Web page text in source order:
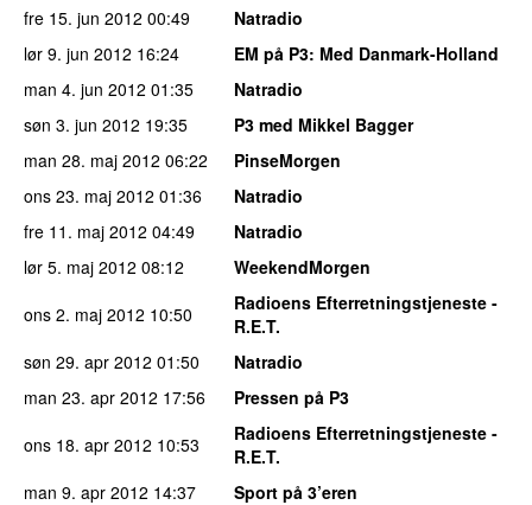
fre 15. jun 2012 00:49
Natradio
lør 9. jun 2012 16:24 EM på P3: Med Danmark-Holland
man 4. jun 2012 01:35
Natradio
søn 3. jun 2012 19:35
P3 med Mikkel Bagger
man 28. maj 2012 06:22
PinseMorgen
ons 23. maj 2012 01:36
Natradio
fre 11. maj 2012 04:49
Natradio
lør 5. maj 2012 08:12
WeekendMorgen
ons 2. maj 2012 10:50
Radioens Efterretningstjeneste -
R.E.T.
søn 29. apr 2012 01:50
Natradio
man 23. apr 2012 17:56
Pressen på P3
ons 18. apr 2012 10:53
Radioens Efterretningstjeneste -
R.E.T.
man 9. apr 2012 14:37
Sport på 3’eren